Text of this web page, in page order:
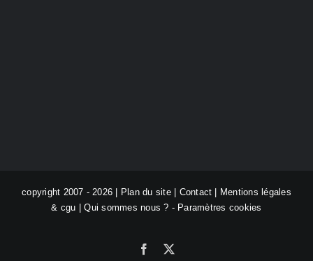
copyright 2007 - 2026 | Plan du site| Contact | Mentions légales
& cgu |Qui sommes nous ? - Paramètres cookies
Facebook